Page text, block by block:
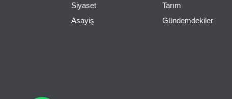
Siyaset
Asayiş
Tarım
Gündemdekiler